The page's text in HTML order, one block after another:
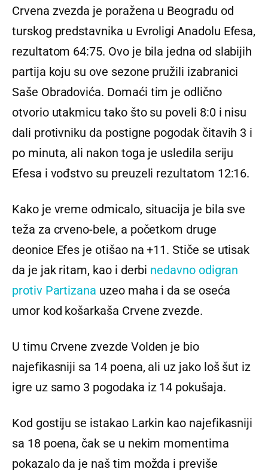
Crvena zvezda je poražena u Beogradu od
turskog predstavnika u Evroligi Anadolu Efesa,
rezultatom 64:75. Ovo je bila jedna od slabijih
partija koju su ove sezone pružili izabranici
Saše Obradovića. Domaći tim je odlično
otvorio utakmicu tako što su poveli 8:0 i nisu
dali protivniku da postigne pogodak čitavih 3 i
po minuta, ali nakon toga je usledila seriju
Efesa i vođstvo su preuzeli rezultatom 12:16.
Kako je vreme odmicalo, situacija je bila sve
teža za crveno-bele, a početkom druge
deonice Efes je otišao na +11. Stiče se utisak
da je jak ritam, kao i derbi nedavno odigran
protiv Partizana uzeo maha i da se oseća
umor kod košarkaša Crvene zvezde.
U timu Crvene zvezde Volden je bio
najefikasniji sa 14 poena, ali uz jako loš šut iz
igre uz samo 3 pogodaka iz 14 pokušaja.
Kod gostiju se istakao Larkin kao najefikasniji
sa 18 poena, čak se u nekim momentima
pokazalo da je naš tim možda i previše